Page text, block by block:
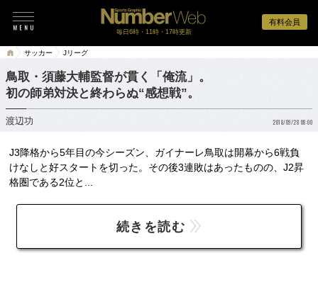
有料会員
毎日6時・11時・17時更新
サッカー Jリーグ
鳥取・須藤大輔監督が貫く「俺流」。
初の師弟対決と終わらぬ“感想戦”。
渡辺功 2018/09/28 08:00
J3降格から5年目の今シーズン、ガイナーレ鳥取は開幕から6戦負
けなしと好スタートを切った。その後3連敗はあったものの、J2昇
格圏である2位と...
続きを読む